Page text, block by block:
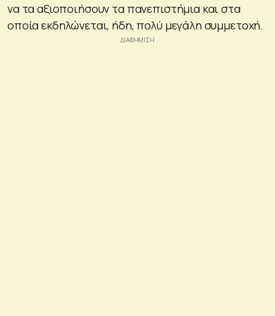
να τα αξιοποιήσουν τα πανεπιστήμια και στα
οποία εκδηλώνεται, ήδη, πολύ μεγάλη συμμετοχή.